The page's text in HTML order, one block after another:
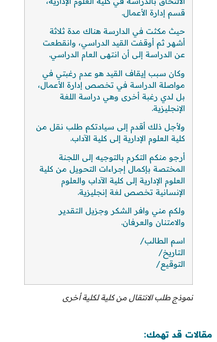
قسم إدارة الأعمال.
حيث مكثت في الدارسة هناك مدة ثلاثة
أشهر ثم أوقفت القيد الدراسي، وانقطعت
عن الدراسة إلى أن انتهى العام الدراسي.
وكان سبب إيقاف القيد هو عدم رغبتي في
مواصلة الدراسة في تخصص إدارة الأعمال،
بل لدي رغبة أخرى وهي دراسة اللغة
الإنجليزية.
ولأجل ذلك أقدم إلى سيادتكم طلب نقل من
كلية العلوم الإدارية إلى كلية الآداب.
أرجو منكم التكرم بالتوجيه إلى اللجنة
المختصة بإكمال إجراءات التحويل من كلية
العلوم الإدارية إلى كلية الآداب والعلوم
الإنسانية تخصص لغة إنجليزية.
ولكم مني وافر الشكر وجزيل التقدير
والامتنان والعرفان.
اسم الطالب/
التاريخ/
التوقيع/
نموذج طلب الانتقال من كلية لكلية أخرى
مقالات قد تهمك: